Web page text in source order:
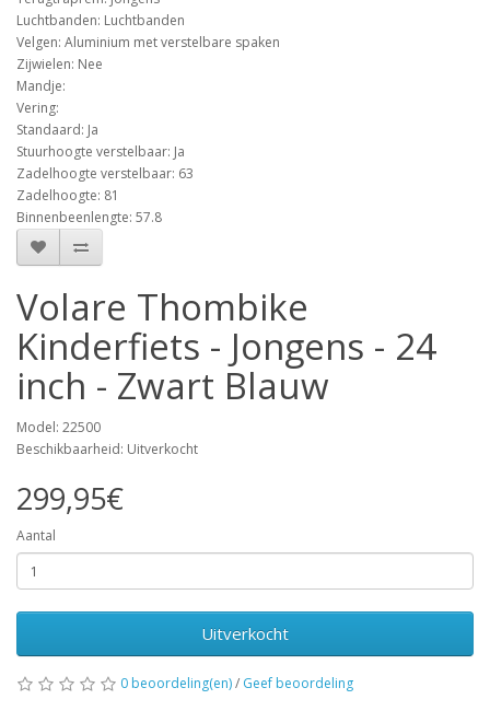
Luchtbanden: Luchtbanden
Velgen: Aluminium met verstelbare spaken
Zijwielen: Nee
Mandje:
Vering:
Standaard: Ja
Stuurhoogte verstelbaar: Ja
Zadelhoogte verstelbaar: 63
Zadelhoogte: 81
Binnenbeenlengte: 57.8
Volare Thombike
Kinderfiets - Jongens - 24
inch - Zwart Blauw
Model: 22500
Beschikbaarheid: Uitverkocht
299,95€
Aantal
Uitverkocht
0 beoordeling(en)/ Geef beoordeling